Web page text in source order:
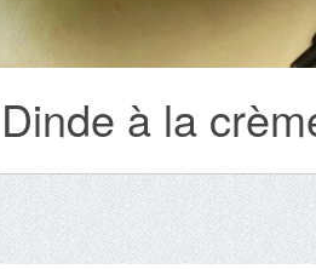
Dinde à la